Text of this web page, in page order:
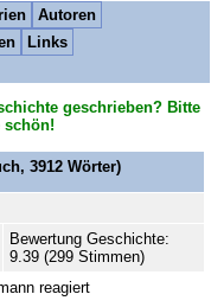
Autoren
Links
geschrieben? Bitte
schön!
3912Wörter)
Bewertung Geschichte:
9.39 (299 Stimmen)
reagiert